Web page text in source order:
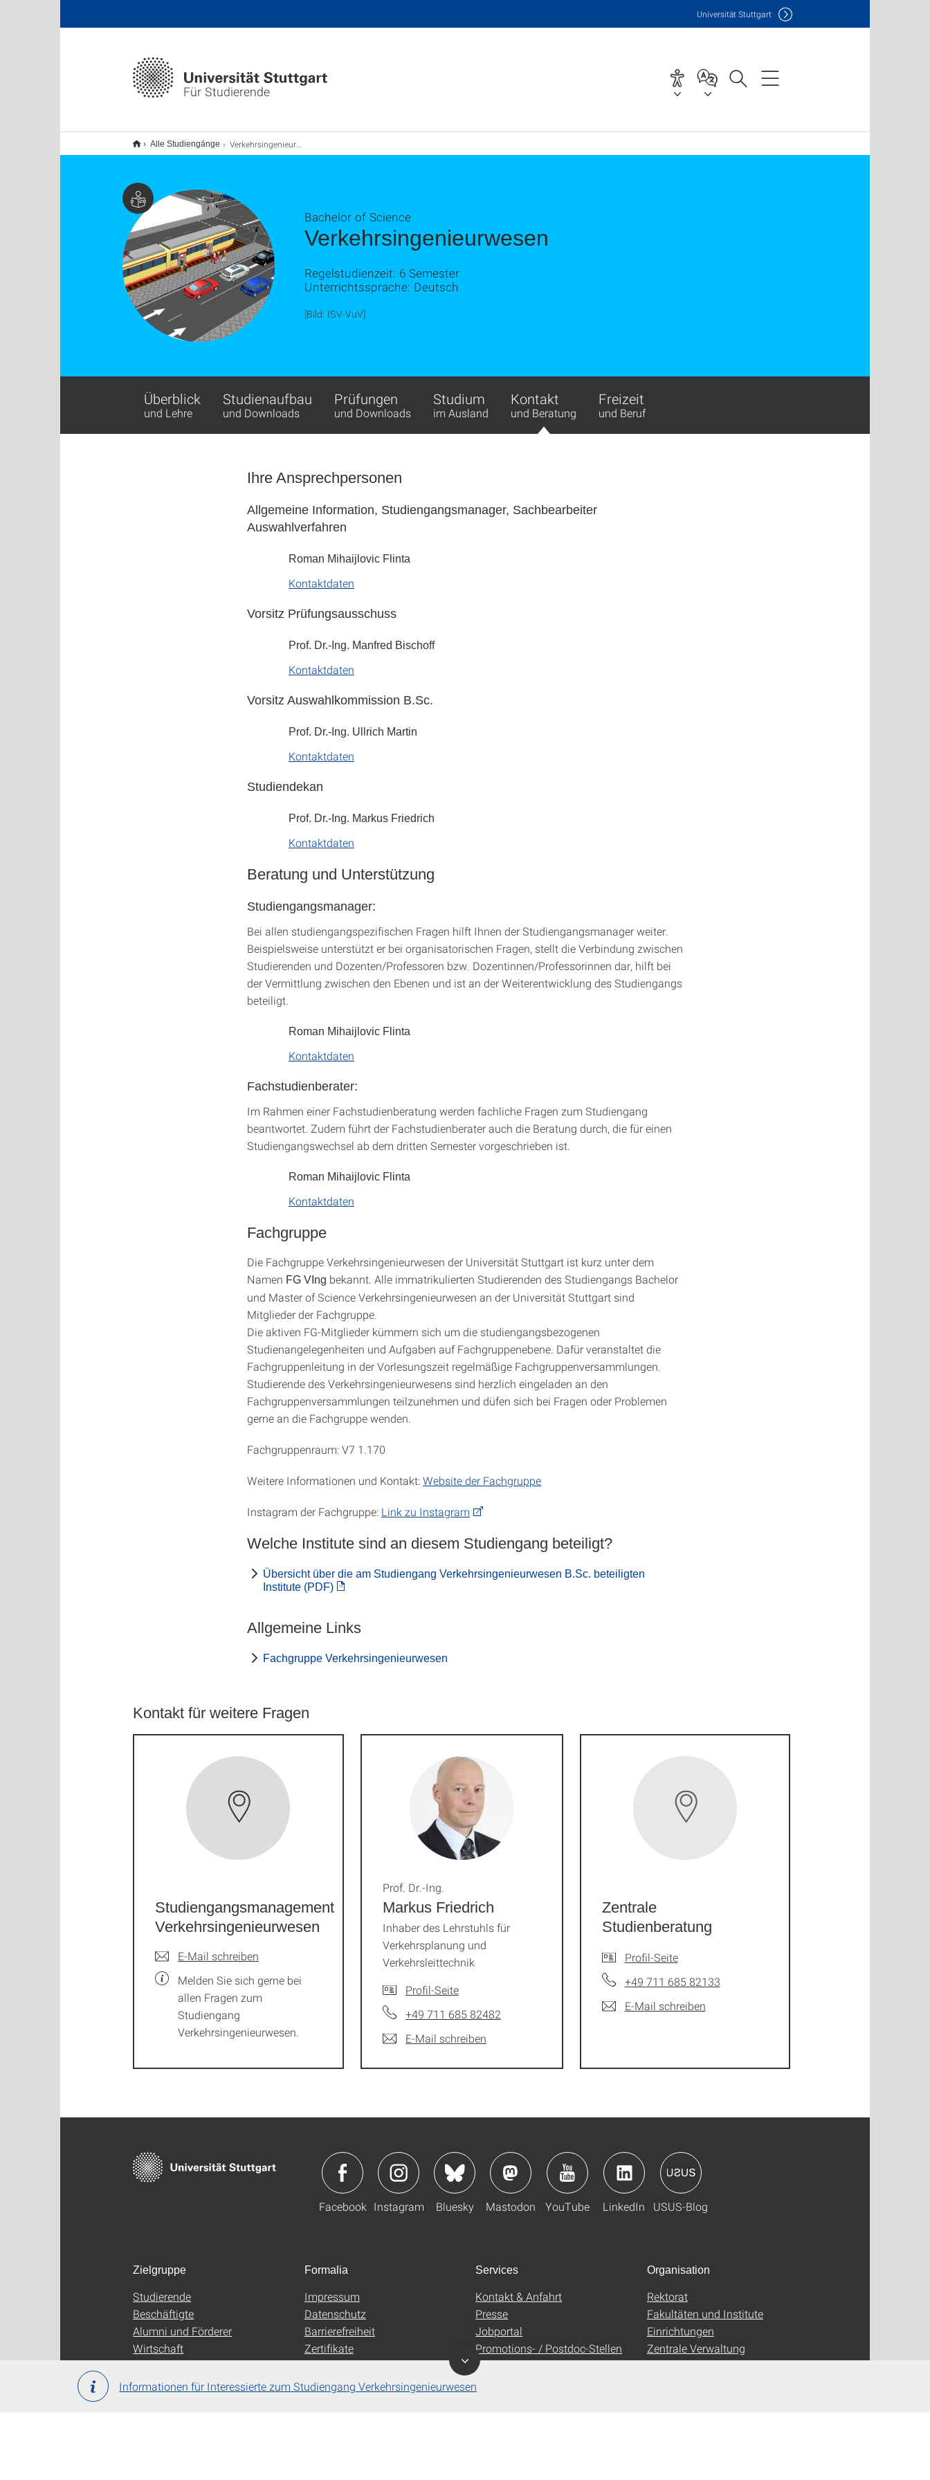
Für Studierende
Universität Stuttgart
Alle Studiengänge Verkehrsingenieurwesen B.Sc.
Verkehrsingenieurwesen
Bachelor of Science
Regelstudienzeit: 6 Semester
Unterrichtssprache: Deutsch
[Bild: ISV-VuV]
Informationen für Interessierte zum Studiengang Verkehrsingenieurwesen
Überblick
und Lehre
Studienaufbau
und Downloads
Prüfungen
und Downloads
Studium
im Ausland
Kontakt
und Beratung
Freizeit
und Beruf
Ihre Ansprechpersonen
Allgemeine Information, Studiengangsmanager, Sachbearbeiter
Auswahlverfahren
Roman Mihaijlovic Flinta
Kontaktdaten
Vorsitz Prüfungsausschuss
Prof. Dr.-Ing. Manfred Bischoff
Kontaktdaten
Vorsitz Auswahlkommission B.Sc.
Prof. Dr.-Ing. Ullrich Martin
Kontaktdaten
Studiendekan
Prof. Dr.-Ing. Markus Friedrich
Kontaktdaten
Beratung und Unterstützung
Studiengangsmanager:
Bei allen studiengangspezifischen Fragen hilft Ihnen der Studiengangsmanager weiter.
Beispielsweise unterstützt er bei organisatorischen Fragen, stellt die Verbindung zwischen
Studierenden und Dozenten/Professoren bzw. Dozentinnen/Professorinnen dar, hilft bei
der Vermittlung zwischen den Ebenen und ist an der Weiterentwicklung des Studiengangs
beteiligt.
Roman Mihaijlovic Flinta
Kontaktdaten
Fachstudienberater:
Im Rahmen einer Fachstudienberatung werden fachliche Fragen zum Studiengang
beantwortet. Zudem führt der Fachstudienberater auch die Beratung durch, die für einen
Studiengangswechsel ab dem dritten Semester vorgeschrieben ist.
Roman Mihaijlovic Flinta
Kontaktdaten
Fachgruppe
Die Fachgruppe Verkehrsingenieurwesen der Universität Stuttgart ist kurz unter dem
Namen FG VIng bekannt. Alle immatrikulierten Studierenden des Studiengangs Bachelor
und Master of Science Verkehrsingenieurwesen an der Universität Stuttgart sind
Mitglieder der Fachgruppe.
Die aktiven FG-Mitglieder kümmern sich um die studiengangsbezogenen
Studienangelegenheiten und Aufgaben auf Fachgruppenebene. Dafür veranstaltet die
Fachgruppenleitung in der Vorlesungszeit regelmäßige Fachgruppenversammlungen.
Studierende des Verkehrsingenieurwesens sind herzlich eingeladen an den
Fachgruppenversammlungen teilzunehmen und düfen sich bei Fragen oder Problemen
gerne an die Fachgruppe wenden.
Fachgruppenraum: V7 1.170
Weitere Informationen und Kontakt:Website der Fachgruppe
Instagram der Fachgruppe: Link zu Instagram
Welche Institute sind an diesem Studiengang beteiligt?
Übersicht über die am Studiengang Verkehrsingenieurwesen B.Sc. beteiligten
Institute (PDF)
Allgemeine Links
Fachgruppe Verkehrsingenieurwesen
Kontakt für weitere Fragen
Studiengangsmanagement
Verkehrsingenieurwesen
E-Mail schreiben
Melden Sie sich gerne bei
allen Fragen zum
Studiengang
Verkehrsingenieurwesen.
Markus Friedrich
Prof. Dr.-Ing.
Inhaber des Lehrstuhls für
Verkehrsplanung und
Verkehrsleittechnik
Profil-Seite
+49 711 685 82482
E-Mail schreiben
Zentrale
Studienberatung
Profil-Seite
+49 711 685 82133
E-Mail schreiben
Facebook Instagram Bluesky Mastodon YouTube LinkedIn USUS-Blog
Zielgruppe
Studierende
Beschäftigte
Alumni und Förderer
Wirtschaft
Formalia
Impressum
Datenschutz
Barrierefreiheit
Zertifikate
Services
Kontakt & Anfahrt
Presse
Jobportal
Promotions- / Postdoc-Stellen
Uni-Shop
Organisation
Rektorat
Fakultäten und Institute
Einrichtungen
Zentrale Verwaltung